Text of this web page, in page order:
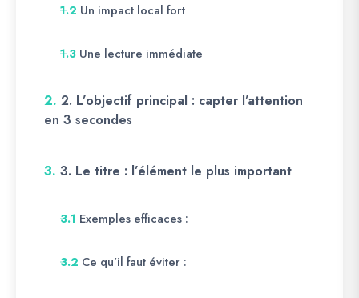
1.2 Un impact local fort
1.3 Une lecture immédiate
2. 2. L’objectif principal : capter l’attention
en 3 secondes
3. 3. Le titre : l’élément le plus important
3.1 Exemples efficaces :
3.2 Ce qu’il faut éviter :